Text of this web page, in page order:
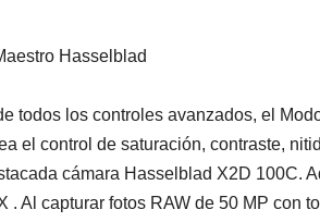
Hasselblad
todos los controles avanzados, el
el control de saturación, contraste,
cámara Hasselblad X2D 100C.
. Al capturar fotos RAW de 50 MP con